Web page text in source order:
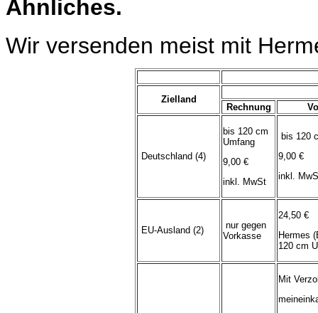
Ähnliches.
Wir versenden meist mit
Zielland
Rechnung
Deutschland (4)
bis 120 cm
Umfang
9,00 €
inkl. MwSt
bis 120
9,00 €
inkl.
EU-Ausland (2)
nur gegen
Vorkasse
24,50 €
Hermes
120 cm
Mit